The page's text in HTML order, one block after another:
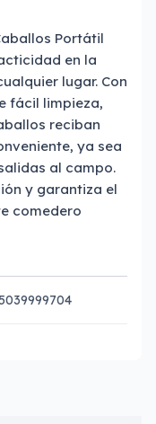
Portátil
en la
lugar. Con
fácil limpieza,
reciban
ya sea
al campo.
y garantiza el
comedero